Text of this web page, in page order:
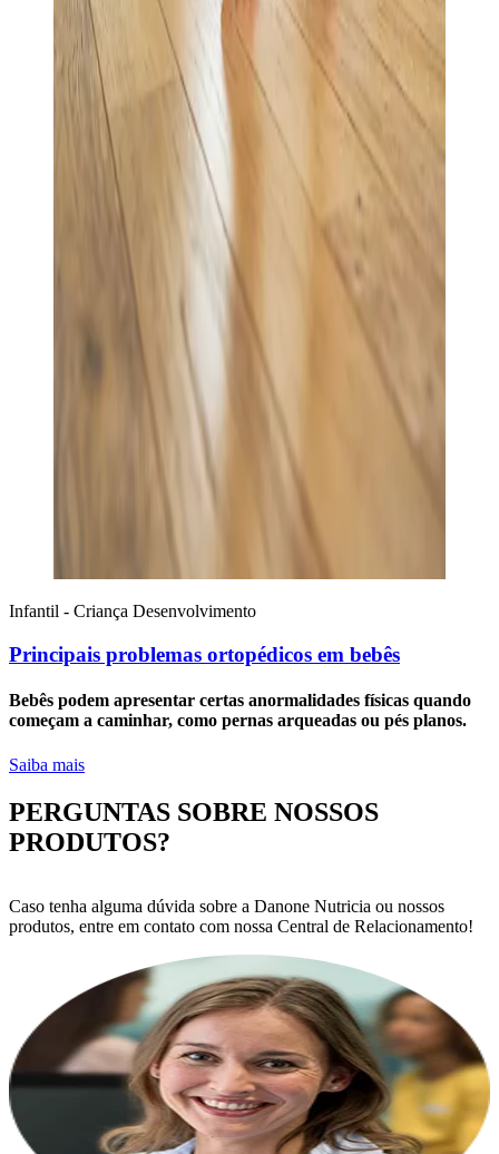
Infantil - Criança Desenvolvimento
Principais problemas ortopédicos em bebês
Bebês podem apresentar certas anormalidades físicas quando
começam a caminhar, como pernas arqueadas ou pés planos.
Saiba mais
PERGUNTAS SOBRE NOSSOS
PRODUTOS?
Caso tenha alguma dúvida sobre a Danone Nutricia ou nossos
produtos, entre em contato com nossa Central de Relacionamento!